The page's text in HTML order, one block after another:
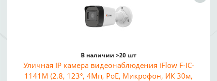
В наличии >20 шт
Уличная IP камера видеонаблюдения iFlow F-IC-
1141M (2.8, 123°, 4Мп, PoE, Микрофон, ИК 30м,